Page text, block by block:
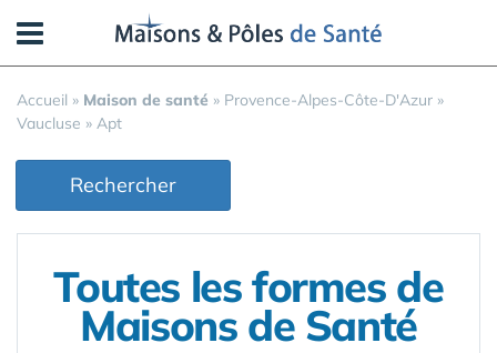
Accueil » Maison de santé » Provence-Alpes-Côte-D'Azur »
Vaucluse » Apt
Rechercher
Toutes les formes de
Maisons de Santé
Panneau de gestion des cookies